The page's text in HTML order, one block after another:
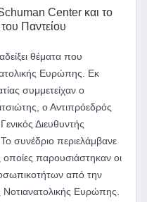
Center και το
Παντείου
θέματα που
Ευρώπης. Εκ
συμμετείχαν ο
ο Αντιπρόεδρός
Διευθυντής
συνέδριο περιελάμβανε
οποίες παρουσιάστηκαν οι
από την
Νοτιανατολικής Ευρώπης.